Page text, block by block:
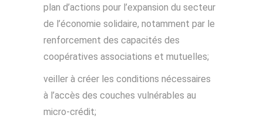
plan d’actions pour l’expansion du secteur
de l’économie solidaire, notamment par le
renforcement des capacités des
coopératives associations et mutuelles;
veiller à créer les conditions nécessaires
à l’accès des couches vulnérables au
micro-crédit;